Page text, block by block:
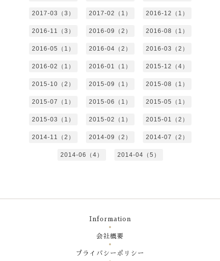
2017-03（3） 2017-02（1） 2016-12（1）
2016-11（3） 2016-09（2） 2016-08（1）
2016-05（1） 2016-04（2） 2016-03（2）
2016-02（1） 2016-01（1） 2015-12（4）
2015-10（2） 2015-09（1） 2015-08（1）
2015-07（1） 2015-06（1） 2015-05（1）
2015-03（1） 2015-02（1） 2015-01（2）
2014-11（2） 2014-09（2） 2014-07（2）
2014-06（4） 2014-04（5）
Information
会社概要
プライバシーポリシー